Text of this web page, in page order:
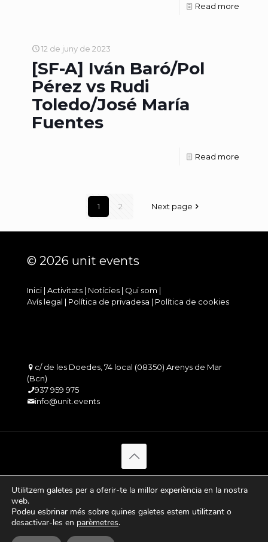
Read more
12 de juny de 2023
[SF-A] Iván Baró/Pol
Pérez vs Rudi
Toledo/José María
Fuentes
Read more
1 2 Next page
© 2026 unit events
Inici | Activitats | Notícies | Qui som |
Avís legal | Política de privadesa | Política de cookies
c/ de les Doedes, 74 local (08350) Arenys de Mar
(Bcn)
937 959 975
info@unit.events
Utilitzem galetes per a oferir-te la millor experiència en la nostra
web.
Podeu esbrinar més sobre quines galetes estem utilitzant o
desactivar-les en parèmetres.